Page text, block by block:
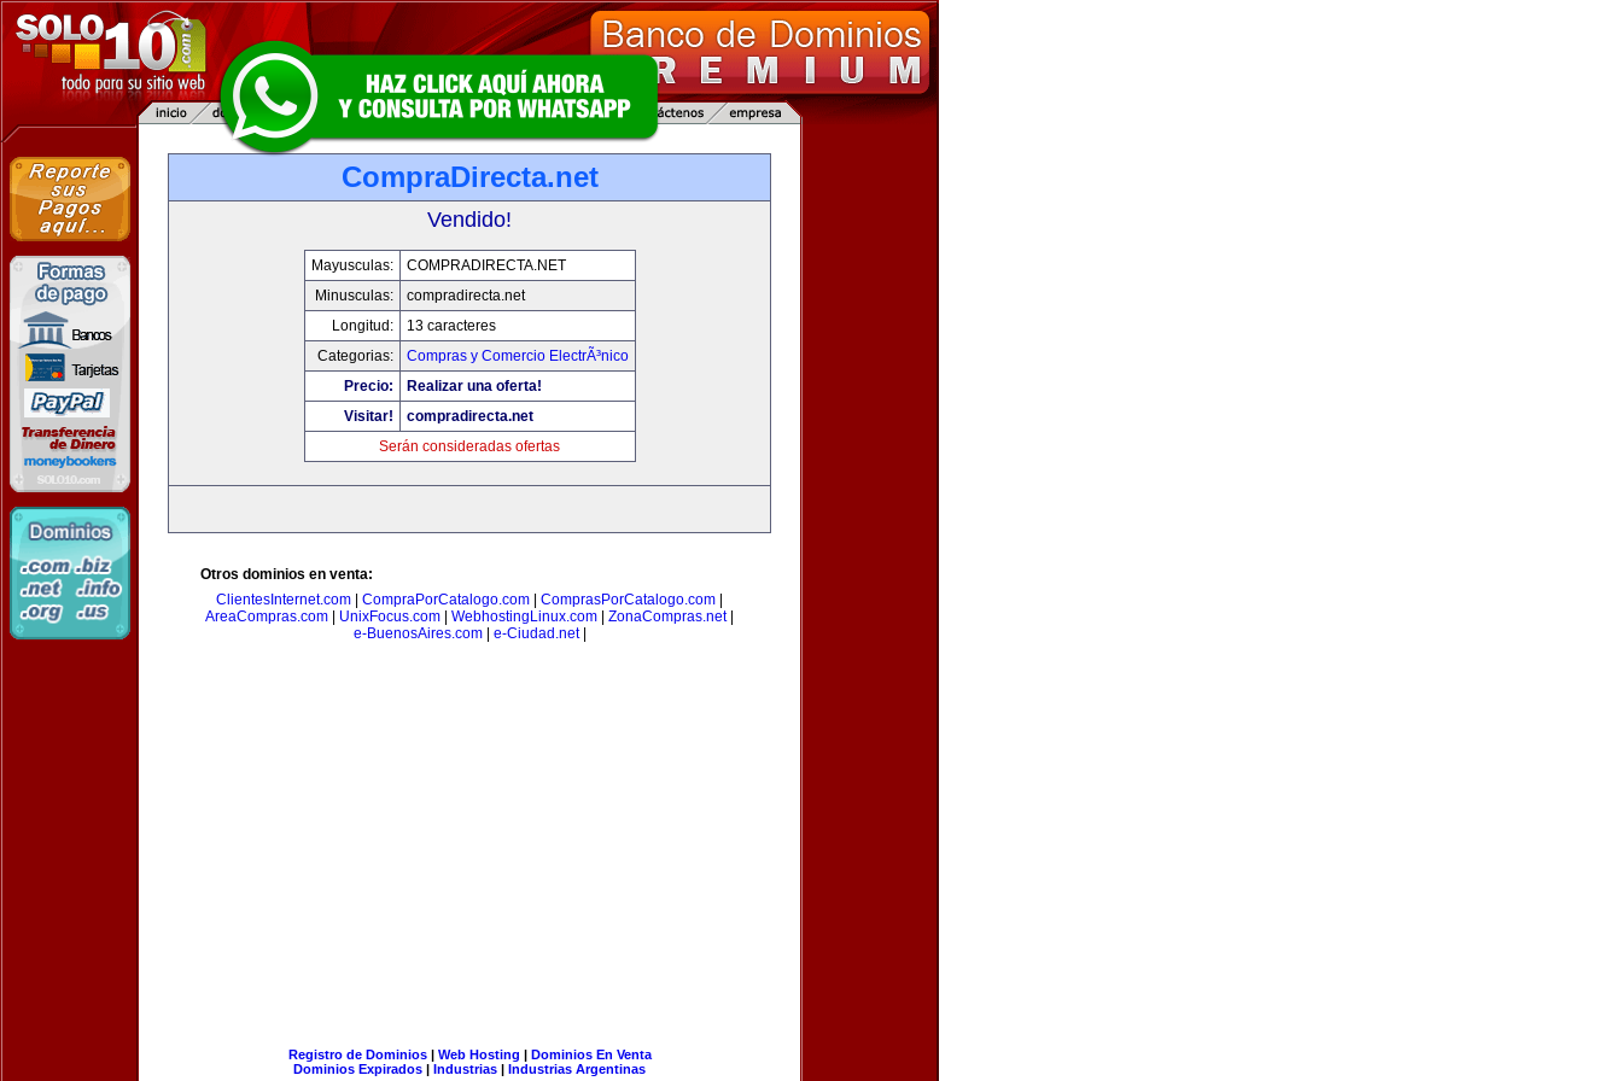
CompraDirecta.net
Vendido!
Mayusculas:
COMPRADIRECTA.NET
Minusculas:
compradirecta.net
Longitud:
13 caracteres
Categorias:
Compras y Comercio ElectrÃ³nico
Precio:
Realizar una oferta!
Visitar!
compradirecta.net
Serán consideradas ofertas
Otros dominios en venta:
ClientesInternet.com
CompraPorCatalogo.com ComprasPorCatalogo.com
AreaCompras.com
UnixFocus.com WebhostingLinux.com ZonaCompras.net|
e-BuenosAires.com| e-Ciudad.net|
Registro de Dominios| Web Hosting | Dominios En Venta
Dominios Expirados | Industrias | Industrias Argentinas